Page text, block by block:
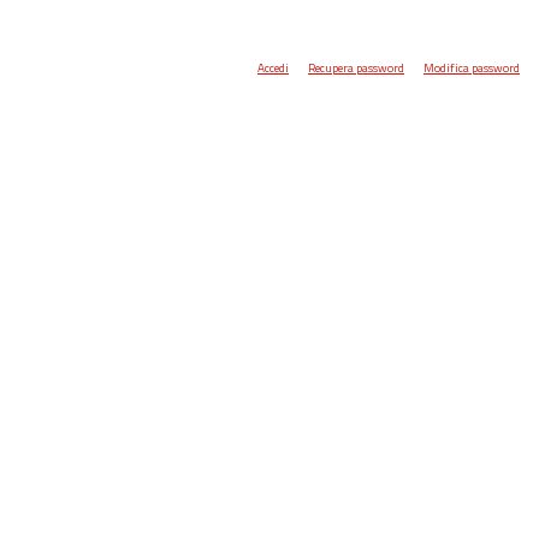
Accedi Recupera password Modifica password